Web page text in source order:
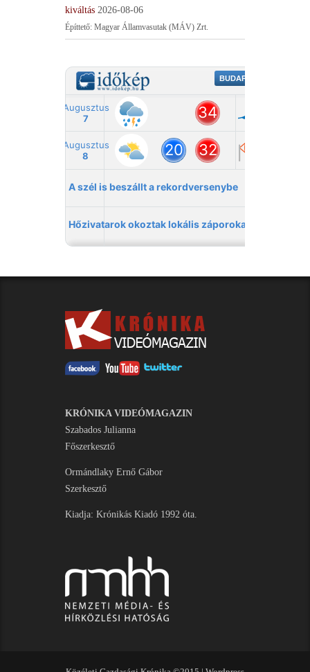
kiváltás 2026-08-06
Építtető: Magyar Államvasutak (MÁV) Zrt.
KRÓNIKA VIDEÓMAGAZIN
Szabados Julianna
Főszerkesztő
Ormándlaky Ernő Gábor
Szerkesztő
Kiadja: Krónikás Kiadó 1992 óta.